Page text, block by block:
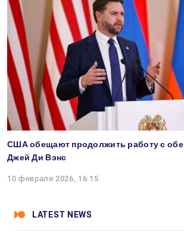
США обещают продолжить работу с
Джей Ди Вэнс
10 февраля 2026, 16:15
LATEST NEWS